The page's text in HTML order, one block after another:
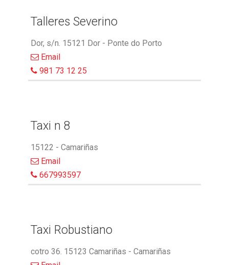
Talleres Severino
Dor, s/n. 15121 Dor - Ponte do Porto
Email
981 73 12 25
Taxi n 8
15122 - Camariñas
Email
667993597
Taxi Robustiano
cotro 36. 15123 Camariñas - Camariñas